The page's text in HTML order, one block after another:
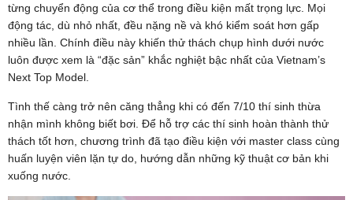
từng chuyển động của cơ thể trong điều kiện mất trọng lực. Mọi
động tác, dù nhỏ nhất, đều nặng nề và khó kiểm soát hơn gấp
nhiều lần. Chính điều này khiến thử thách chụp hình dưới nước
luôn được xem là “đặc sản” khắc nghiệt bậc nhất của Vietnam’s
Next Top Model.
Tình thế càng trở nên căng thẳng khi có đến 7/10 thí sinh thừa
nhận mình không biết bơi. Để hỗ trợ các thí sinh hoàn thành thử
thách tốt hơn, chương trình đã tạo điều kiện với master class cùng
huấn luyện viên lặn tự do, hướng dẫn những kỹ thuật cơ bản khi
xuống nước.